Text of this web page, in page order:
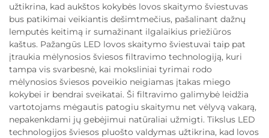
užtikrina, kad aukštos kokybės lovos skaitymo šviestuvas
bus patikimai veikiantis dešimtmečius, pašalinant dažnų
lemputės keitimą ir sumažinant ilgalaikius priežiūros
kaštus. Pažangūs LED lovos skaitymo šviestuvai taip pat
įtraukia mėlynosios šviesos filtravimo technologiją, kuri
tampa vis svarbesnė, kai moksliniai tyrimai rodo
mėlynosios šviesos poveikio neigiamas įtakas miego
kokybei ir bendrai sveikatai. Ši filtravimo galimybė leidžia
vartotojams mėgautis patogiu skaitymu net vėlyvą vakarą,
nepakenkdami jų gebėjimui natūraliai užmigti. Tikslus LED
technologijos šviesos pluošto valdymas užtikrina, kad lovos